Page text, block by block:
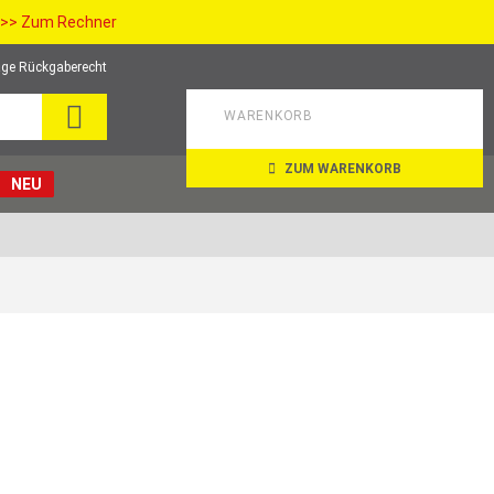
>> Zum Rechner
Rückgaberecht
WARENKORB
ZUM WARENKORB
NEU